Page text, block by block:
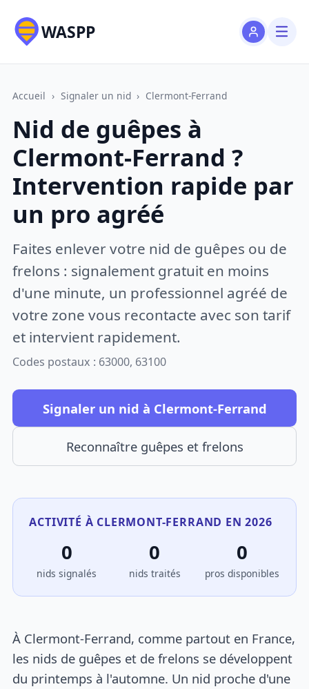
WASPP
Accueil › Signaler un nid › Clermont-Ferrand
Nid de guêpes à
Clermont-Ferrand ?
Intervention rapide par
un pro agréé
Faites enlever votre nid de guêpes ou de
frelons : signalement gratuit en moins
d'une minute, un professionnel agréé de
votre zone vous recontacte avec son tarif
et intervient rapidement.
Codes postaux : 63000, 63100
Signaler un nid à Clermont-Ferrand
Reconnaître guêpes et frelons
ACTIVITÉ À CLERMONT-FERRAND EN 2026
0
nids signalés
0
nids traités
0
pros disponibles
À Clermont-Ferrand, comme partout en France,
les nids de guêpes et de frelons se développent
du printemps à l'automne. Un nid proche d'une